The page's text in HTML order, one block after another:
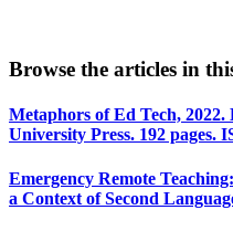
Browse the articles in
Metaphors of Ed Tech,
University Press. 192 pages.
Emergency Remote
a Context of Second